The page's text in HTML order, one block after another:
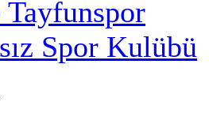
Spor Kulübü